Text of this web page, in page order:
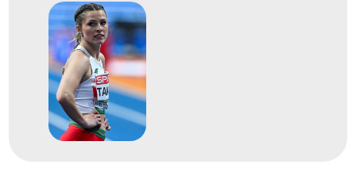
Rövidtávfutás 100 m síkfutás
2023